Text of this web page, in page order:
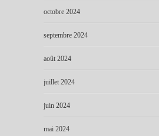
octobre 2024
septembre 2024
août 2024
juillet 2024
juin 2024
mai 2024